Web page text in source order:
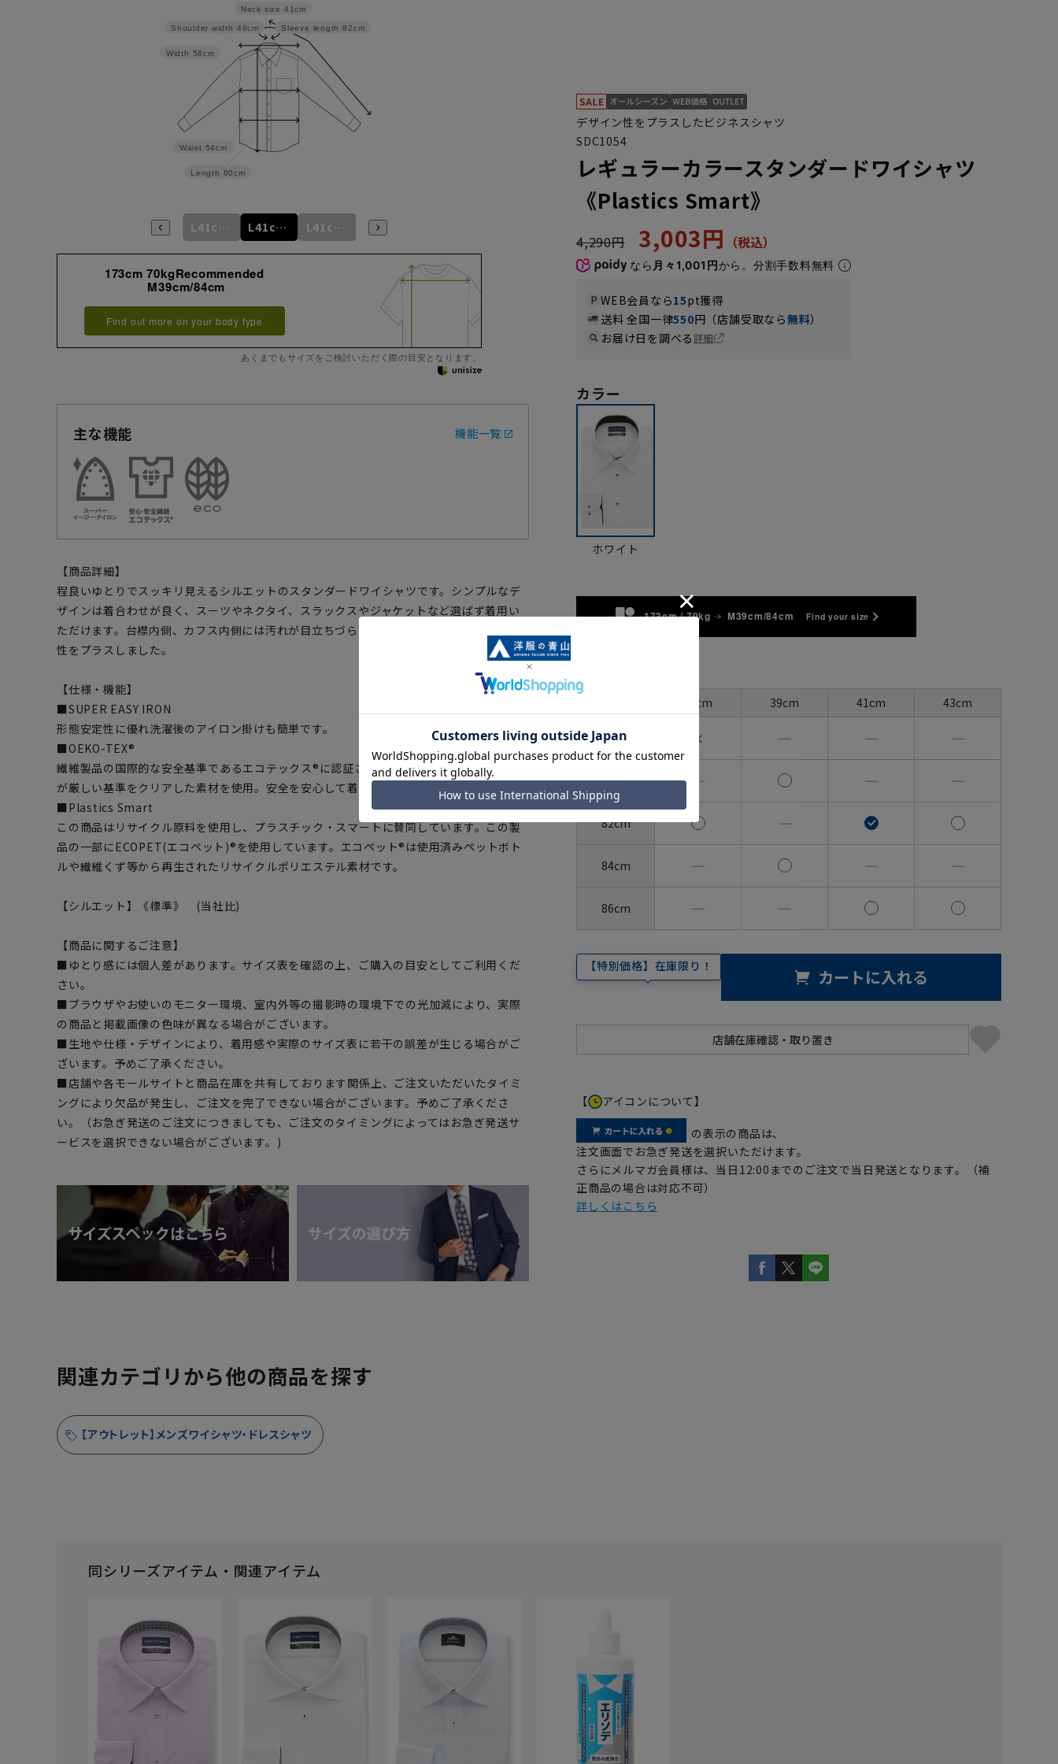
Sleeve length 82cm
Neck size 41cm
Length 80cm
Waist 54cm
Width 58cm
Shoulder width 49cm
L41cm/78cm L41cm/80cm L41cm/82cm L41cm/84cm 3L45cm/84cm
173cm 70kgRecommended
M39cm/84cm
Find out more on your body type
あくまでもサイズをご検討いただく際の目安となります。
主な機能 機能一覧
【商品詳細】
程良いゆとりでスッキリ見えるシルエットのスタンダードワイシャツです。シンプルなデ
ザインは着合わせが良く、スーツやネクタイ、スラックスやジャケットなど選ばず着用い
ただけます。台襟内側、カフス内側には汚れが目立ちづらい濃色生地を使用し、デザイン
性をプラスしました。
【仕様・機能】
■SUPER EASY IRON
形態安定性に優れ洗濯後のアイロン掛けも簡単です。
■OEKO-TEX®
繊維製品の国際的な安全基準であるエコテックス®に認証された、生地から付属まですべて
が厳しい基準をクリアした素材を使用。安全を安心して着用いただけます。
■Plastics Smart
この商品はリサイクル原料を使用し、プラスチック・スマートに賛同しています。この製
品の一部にECOPET(エコペット)®を使用しています。エコペット®は使用済みペットボト
ルや繊維くず等から再生されたリサイクルポリエステル素材です。
【シルエット】《標準》 (当社比)
【商品に関するご注意】
■ゆとり感には個人差があります。サイズ表を確認の上、ご購入の目安としてご利用くだ
さい。
■ブラウザやお使いのモニター環境、室内外等の撮影時の環境下での光加減により、実際
の商品と掲載画像の色味が異なる場合がございます。
■生地や仕様・デザインにより、着用感や実際のサイズ表に若干の誤差が生じる場合がご
ざいます。予めご了承ください。
■店舗や各モールサイトと商品在庫を共有しております関係上、ご注文いただいたタイミ
ングにより欠品が発生し、ご注文を完了できない場合がございます。予めご了承くださ
い。（お急ぎ発送のご注文につきましても、ご注文のタイミングによってはお急ぎ発送サ
ービスを選択できない場合がございます。)
デザイン性をプラスしたビジネスシャツ
SDC1054
レギュラーカラースタンダードワイシャツ
《Plastics Smart》
4,290円 3,003円
なら 月々1,001円から。分割手数料無料
WEB会員なら15pt獲得
送料 全国一律550円（店舗受取なら無料）
お届け日を調べる詳細
カラー
ホワイト
173cm / 70kg M39cm/84cm Find your size
37cm 39cm 41cm 43cm
78cm ✕ ― ― ―
80cm ― ― ―
82cm ―
84cm ― ― ―
86cm ― ―
【特別価格】在庫限り！ カートに入れる
【 アイコンについて】
の表示の商品は、
注文画面でお急ぎ発送を選択いただけます。
さらにメルマガ会員様は、当日12:00までのご注文で当日発送となります。（補
正商品の場合は対応不可）
詳しくはこちら
関連カテゴリから他の商品を探す
【アウトレット】メンズワイシャツ・ドレスシャツ
同シリーズアイテム・関連アイテム